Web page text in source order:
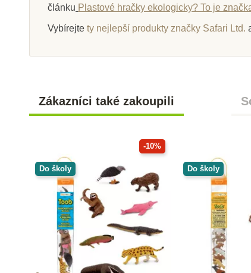
článku Plastové hračky ekologicky? To je
Vybírejte ty nejlepší produkty značky Safari Ltd.
Zákazníci také zakoupili
-10%
Do školy Do školy